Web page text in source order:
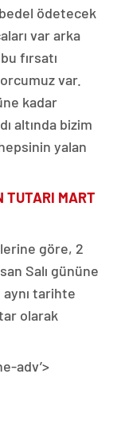
ödetecek
var arka
fırsatı
var.
kadar
altında bizim
yalan
TUTARI MART
göre, 2
Salı gününe
tarihte
olarak
adv’>